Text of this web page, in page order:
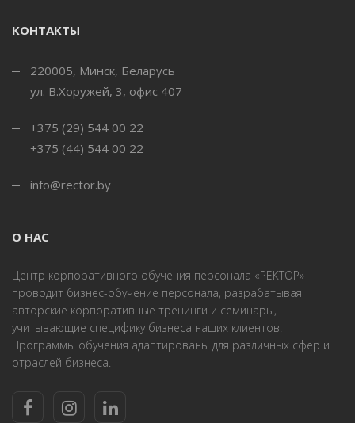
КОНТАКТЫ
220005, Минск, Беларусь
ул. В.Хоружей, 3, офис 407
+375 (29) 544 00 22
+375 (44) 544 00 22
info@rector.by
О НАС
Центр корпоративного обучения персонала «РЕКТОР»
проводит бизнес-обучение персонала, разрабатывая
авторские корпоративные тренинги и семинары,
учитывающие специфику бизнеса наших клиентов.
Программы обучения адаптированы для различных сфер и
отраслей бизнеса.